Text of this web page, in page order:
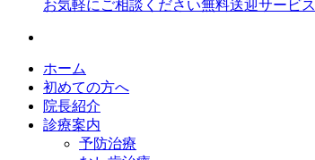
お気軽にご相談ください無料送迎サービス
ホーム
初めての方へ
院長紹介
診療案内
予防治療